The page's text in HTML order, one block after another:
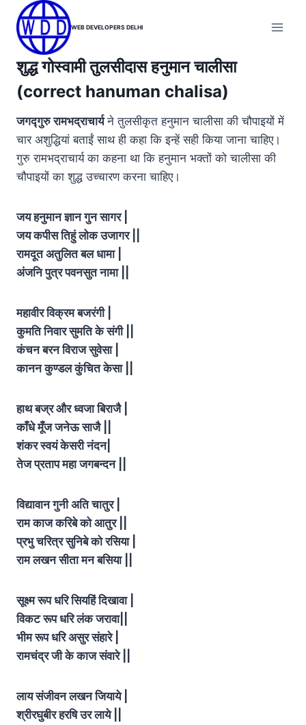
Skip
content
WEB DEVELOPERS DELHI
शुद्ध गोस्वामी तुलसीदास हनुमान चालीसा
(correct hanuman chalisa)
जगद्गुरु रामभद्राचार्यने तुलसीकृत हनुमान चालीसा की चौपाइयों में
चार अशुद्धियां बताईं साथ ही कहा कि इन्‍हें सही किया जाना चाहिए।
गुरु रामभद्राचार्य का कहना था कि हनुमान भक्‍तों को चालीसा की
चौपाइयों का शुद्ध उच्‍चारण करना चाहिए।
जय हनुमान ज्ञान गुन सागर |
जय कपीस तिहुं लोक उजागर ||
रामदूत अतुलित बल धामा |
अंजनि पुत्र पवनसुत नामा ||
महावीर विक्रम बजरंगी |
कुमति निवार सुमति के संगी ||
कंचन बरन विराज सुवेसा |
कानन कुण्डल कुंचित केसा ||
हाथ बज्र और ध्वजा बिराजै |
काँधे मूँज जनेऊ साजै ||
शंकर स्वयं केसरी नंदन|
तेज प्रताप महा जगबन्दन ||
विद्यावान गुनी अति चातुर |
राम काज करिबे को आतुर ||
प्रभु चरित्र सुनिबे को रसिया |
राम लखन सीता मन बसिया ||
सूक्ष्म रूप धरि सियहिं दिखावा |
विकट रूप धरि लंक जरावा||
भीम रूप धरि असुर संहारे |
रामचंद्र जी के काज संवारे ||
लाय संजीवन लखन जियाये |
श्रीरघुबीर हरषि उर लाये ||